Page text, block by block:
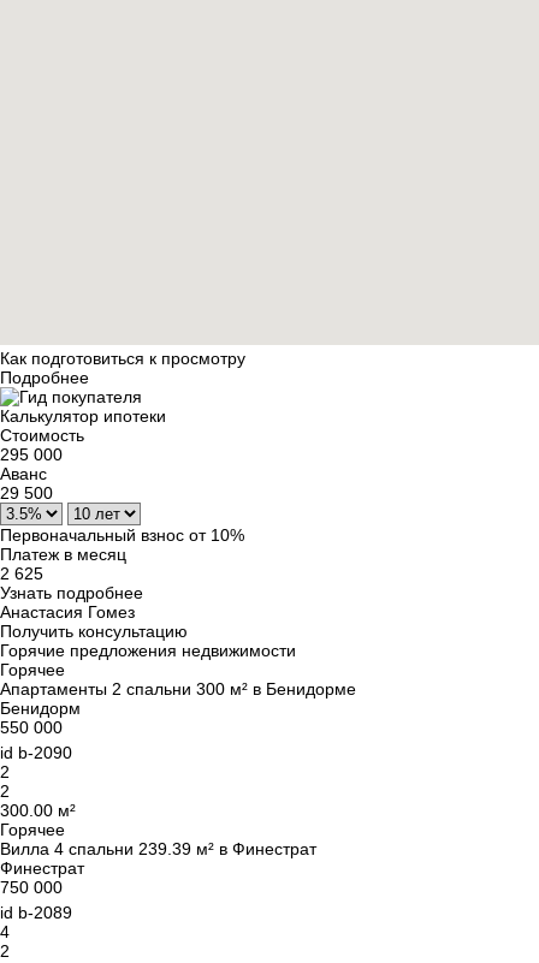
Как подготовиться к просмотру
Подробнее
Калькулятор ипотеки
Стоимость
295 000
Аванс
29 500
Первоначальный взнос от 10%
Платеж в месяц
2 625
Узнать подробнее
Анастасия Гомез
Получить консультацию
Горячие предложения недвижимости
Горячее
Апартаменты 2 спальни 300 м² в Бенидорме
Бенидорм
550 000
id b-2090
2
2
300.00 м²
Горячее
Вилла 4 спальни 239.39 м² в Финестрат
Финестрат
750 000
id b-2089
4
2